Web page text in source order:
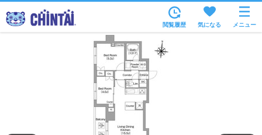
住所から
家賃相場から
通勤通学時間から
物件特集から
閲覧履歴 気になる メニュー